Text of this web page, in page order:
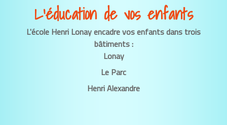
L’éducation de vos enfants
L'école Henri Lonay encadre vos enfants dans trois
bâtiments :
Lonay
Le Parc
Henri Alexandre